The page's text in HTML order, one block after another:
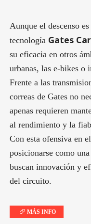
Aunque el descenso
tecnología Gates
su eficacia en otros
urbanas, las e-bikes o
Frente a las
correas de Gates no
apenas requieren
al rendimiento y la
Con esta ofensiva en
posicionarse como
buscan innovación y
del circuito.
MÁS INFO